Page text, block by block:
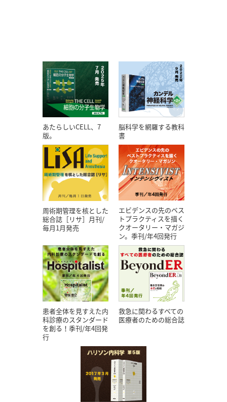
あたらしいCELL、7
版。
脳科学を網羅する教科
書
周術期管理を核とした
総合誌［リサ］月刊/
毎月1月発売
エビデンスの先のベス
トプラクティスを描く
クオータリー・マガジ
ン。季刊/年4回発行
患者全体を見すえた内
科診療のスタンダード
を創る！季刊/年4回発
行
救急に関わるすべての
医療者のための総合誌